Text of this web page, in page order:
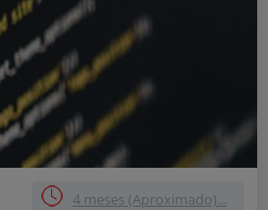
4 meses (Aproximado)...